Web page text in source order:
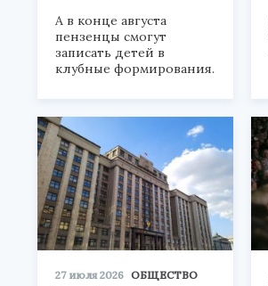
А в конце августа
пензенцы смогут
записать детей в
клубные формирования.
27 июля 2026 ОБЩЕСТВО